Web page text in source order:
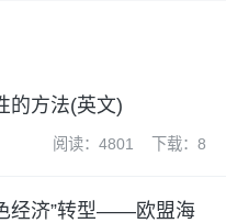
的方法(英文)
阅读：4801 下载：8
经济”转型——欧盟海